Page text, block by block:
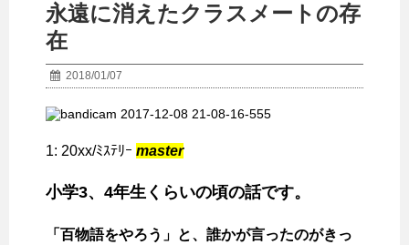
永遠に消えたクラスメートの存
在
2018/01/07
1: 20xx/ﾐｽﾃﾘｰ master
小学3、4年生くらいの頃の話です。
「百物語をやろう」と、誰かが言ったのがきっ